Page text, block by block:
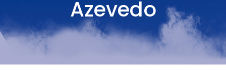
Azevedo